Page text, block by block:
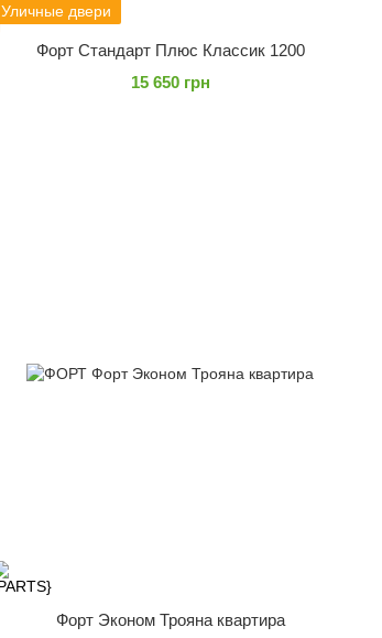
Уличные двери
Форт Стандарт Плюс Классик 1200
15 650 грн
Форт Эконом Трояна квартира